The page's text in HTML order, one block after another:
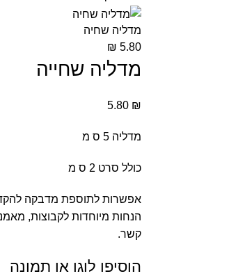
מדליה שחיה
5.80
₪
מדליה שחייה
5.80 ₪
מדליה 5 ס מ
כולל סרט 2 ס מ
אפשרות לתוספת מדבקה
הנחות מיוחדות לקבוצות,
קשר.
הוסיפו לוגו או תמונה